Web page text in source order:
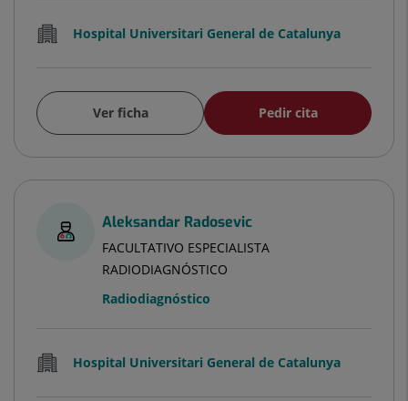
Hospital Universitari General de Catalunya
Ver ficha Pedir cita
Aleksandar Radosevic
FACULTATIVO ESPECIALISTA
RADIODIAGNÓSTICO
Radiodiagnóstico
Hospital Universitari General de Catalunya